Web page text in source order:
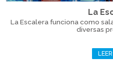
La
La Escalera funciona como
diversas